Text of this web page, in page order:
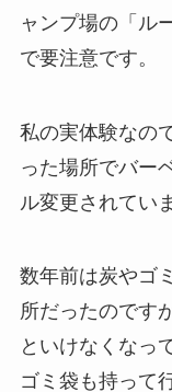
ャンプ場の「ル
で要注意です。
私の実体験なの
った場所でバー
ル変更されてい
数年前は炭やゴ
所だったのです
といけなくなっ
ゴミ袋も持って